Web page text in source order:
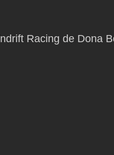
Racing de Dona